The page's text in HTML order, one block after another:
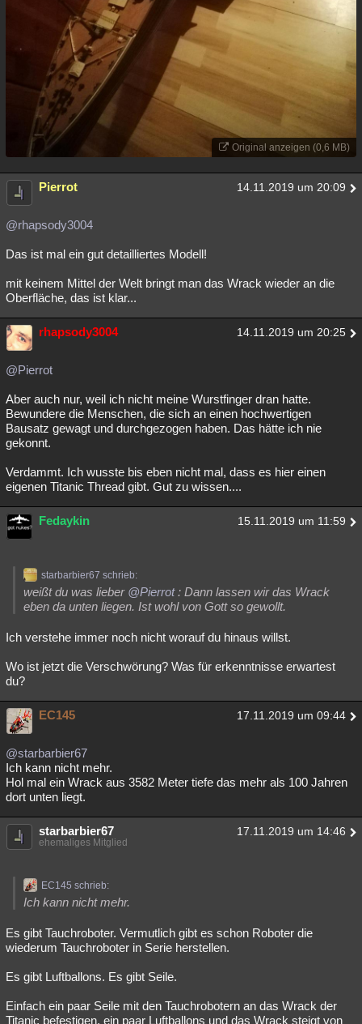
Original anzeigen (0,6 MB)
Pierrot 14.11.2019 um 20:09
@rhapsody3004
Das ist mal ein gut detailliertes Modell!
mit keinem Mittel der Welt bringt man das Wrack wieder an die
Oberfläche, das ist klar...
rhapsody3004 14.11.2019 um 20:25
@Pierrot
Aber auch nur, weil ich nicht meine Wurstfinger dran hatte.
Bewundere die Menschen, die sich an einen hochwertigen
Bausatz gewagt und durchgezogen haben. Das hätte ich nie
gekonnt.
Verdammt. Ich wusste bis eben nicht mal, dass es hier einen
eigenen Titanic Thread gibt. Gut zu wissen....
Fedaykin 15.11.2019 um 11:59
starbarbier67 schrieb:
weißt du was lieber @Pierrot: Dann lassen wir das Wrack
eben da unten liegen. Ist wohl von Gott so gewollt.
Ich verstehe immer noch nicht worauf du hinaus willst.
Wo ist jetzt die Verschwörung? Was für erkenntnisse erwartest
du?
EC145 17.11.2019 um 09:44
@starbarbier67
Ich kann nicht mehr.
Hol mal ein Wrack aus 3582 Meter tiefe das mehr als 100 Jahren
dort unten liegt.
starbarbier67 17.11.2019 um 14:46
ehemaliges Mitglied
EC145 schrieb:
Ich kann nicht mehr.
Es gibt Tauchroboter. Vermutlich gibt es schon Roboter die
wiederum Tauchroboter in Serie herstellen.
Es gibt Luftballons. Es gibt Seile.
Einfach ein paar Seile mit den Tauchrobotern an das Wrack der
Titanic befestigen, ein paar Luftballons und das Wrack steigt von